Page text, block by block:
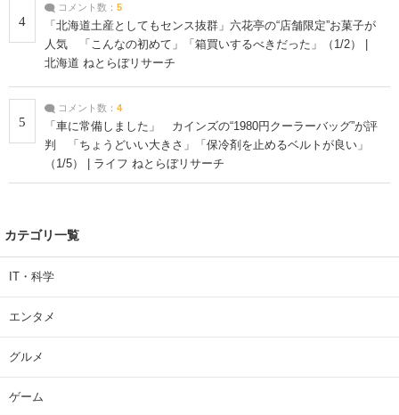
4
コメント数： 5
「北海道土産としてもセンス抜群」六花亭の“店舗限定”お菓子が
人気 「こんなの初めて」「箱買いするべきだった」（1/2） |
北海道 ねとらぼリサーチ
5
コメント数： 4
「車に常備しました」 カインズの“1980円クーラーバッグ”が評
判 「ちょうどいい大きさ」「保冷剤を止めるベルトが良い」
（1/5） | ライフ ねとらぼリサーチ
カテゴリ一覧
IT・科学
エンタメ
グルメ
ゲーム